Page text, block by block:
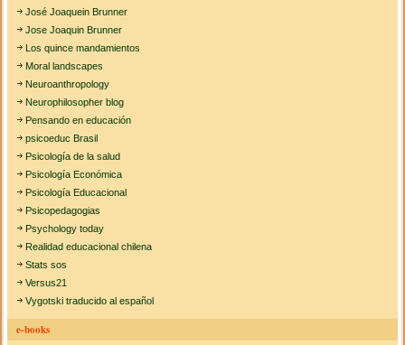
José Joaquein Brunner
Jose Joaquin Brunner
Los quince mandamientos
Moral landscapes
Neuroanthropology
Neurophilosopher blog
Pensando en educación
psicoeduc Brasil
Psicología de la salud
Psicología Económica
Psicología Educacional
Psicopedagogias
Psychology today
Realidad educacional chilena
Stats sos
Versus21
Vygotski traducido al español
e-books